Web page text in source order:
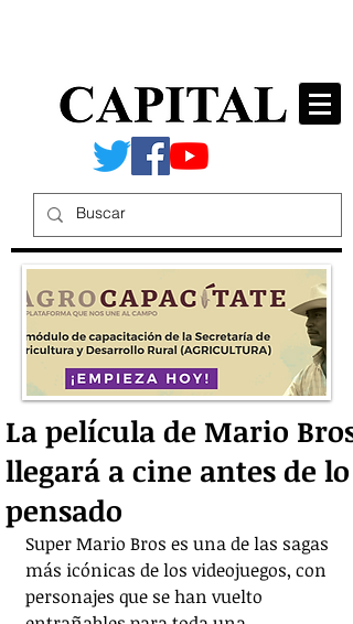
La película de Mario Bros
llegará a cine antes de lo
pensado
Super Mario Bros es una de las sagas
más icónicas de los videojuegos, con
personajes que se han vuelto